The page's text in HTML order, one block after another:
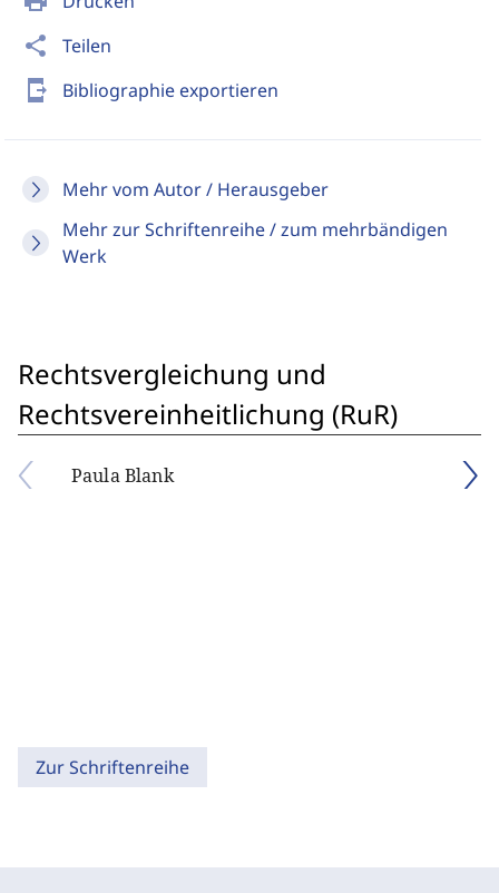
share Teilen
send_to_mobile Bibliographie exportieren
Mehr vom Autor / Herausgeber
Mehr zur Schriftenreihe / zum mehrbändigen
Werk
Rechtsvergleichung und
Rechtsvereinheitlichung (RuR)
Paula Blank
Zur Schriftenreihe